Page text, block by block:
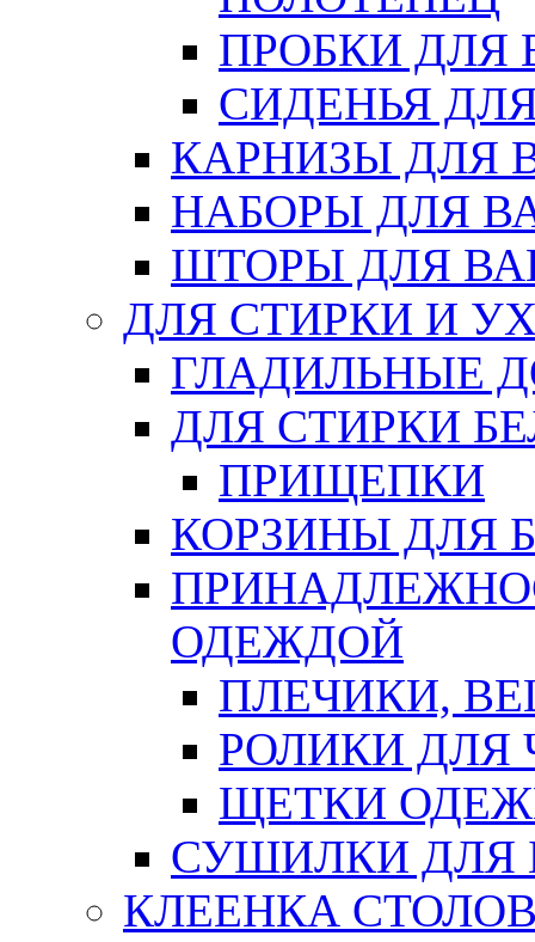
ПРОБКИ ДЛЯ
СИДЕНЬЯ
КАРНИЗЫ ДЛЯ
НАБОРЫ ДЛЯ
ШТОРЫ ДЛЯ
ДЛЯ СТИРКИ И
ГЛАДИЛЬНЫЕ
ДЛЯ СТИРКИ
ПРИЩЕПКИ
КОРЗИНЫ ДЛЯ
ОДЕЖДОЙ
ПЛЕЧИКИ,
РОЛИКИ ДЛЯ
ЩЕТКИ
СУШИЛКИ ДЛЯ
КЛЕЕНКА